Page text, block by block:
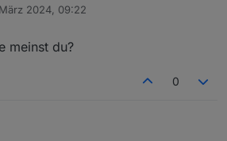
einen Ansatz, wonach ich schauen
2024, 09:22
meinst du?
0